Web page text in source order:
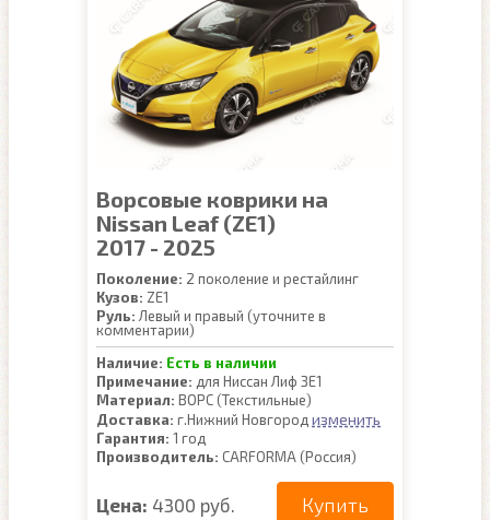
Ворсовые коврики на
Nissan Leaf (ZE1)
2017 - 2025
Поколение: 2 поколение и рестайлинг
Кузов: ZE1
Руль: Левый и правый (уточните в
комментарии)
Наличие: Есть в наличии
Примечание: для Ниссан Лиф ЗЕ1
Материал: ВОРС (Текстильные)
Доставка: г.Нижний Новгород изменить
Гарантия: 1 год
Производитель: CARFORMA (Россия)
Цена: 4300 руб. Купить